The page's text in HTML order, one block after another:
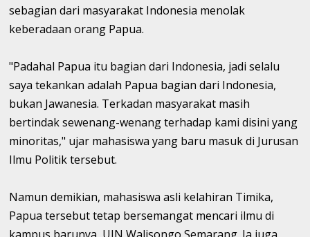
sebagian dari masyarakat Indonesia menolak
keberadaan orang Papua.
"Padahal Papua itu bagian dari Indonesia, jadi selalu
saya tekankan adalah Papua bagian dari Indonesia,
bukan Jawanesia. Terkadan masyarakat masih
bertindak sewenang-wenang terhadap kami disini yang
minoritas," ujar mahasiswa yang baru masuk di Jurusan
Ilmu Politik tersebut.
Namun demikian, mahasiswa asli kelahiran Timika,
Papua tersebut tetap bersemangat mencari ilmu di